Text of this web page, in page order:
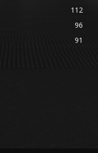
112
96
91